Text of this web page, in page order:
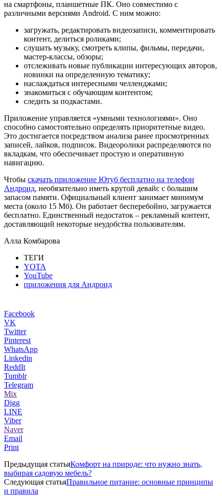
на смартфоны, планшетные ПК. Оно совместимо с
различными версиями Android. С ним можно:
загружать, редактировать видеозаписи, комментировать
контент, делиться роликами;
слушать музыку, смотреть клипы, фильмы, передачи,
мастер-классы, обзоры;
отслеживать новые публикации интересующих авторов,
новинки на определенную тематику;
наслаждаться интересными челленджами;
знакомиться с обучающим контентом;
следить за подкастами.
Приложение управляется «умными технологиями». Оно
способно самостоятельно определять приоритетные видео.
Это достигается посредством анализа ранее просмотренных
записей, лайков, подписок. Видеоролики распределяются по
вкладкам, что обеспечивает простую и оперативную
навигацию.
Чтобы скачать приложение Ютуб бесплатно на телефон
Андроид, необязательно иметь крутой девайс с большим
запасом памяти. Официальный клиент занимает минимум
места (около 15 Мб). Он работает бесперебойно, загружается
бесплатно. Единственный недостаток – рекламный контент,
доставляющий некоторые неудобства пользователям.
Алла Комбарова
ТЕГИ
YOTA
YouTube
приложения для Андроид
Facebook
VK
Twitter
Pinterest
WhatsApp
Linkedin
ReddIt
Tumblr
Telegram
Mix
Digg
LINE
Viber
Naver
Email
Print
Предыдущая статьяКомфорт на природе: что нужно знать,
выбирая садовую мебель?
Следующая статьяПравильное питание: основные принципы
и правила